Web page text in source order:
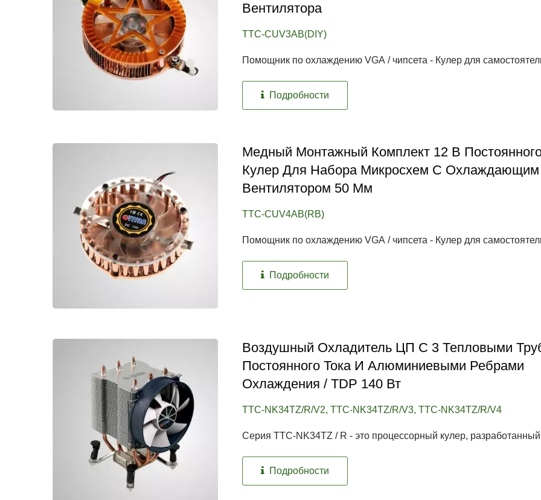
Вентилятора
TTC-CUV3AB(DIY)
Помощник по охлаждению VGA / чипсета - Кулер для
Подробности
Медный Монтажный Комплект 12 В
Кулер Для Набора Микросхем С Охлаждающим
Вентилятором 50 Мм
TTC-CUV4AB(RB)
Помощник по охлаждению VGA / чипсета - Кулер для
Подробности
Воздушный Охладитель ЦП С 3 Тепловыми
Постоянного Тока И Алюминиевыми Ребрами
Охлаждения / TDP 140 Вт
TTC-NK34TZ/R/V2, TTC-NK34TZ/R/V3, TTC-NK34TZ/R/V4
Серия TTC-NK34TZ / R - это процессорный кулер,
Подробности